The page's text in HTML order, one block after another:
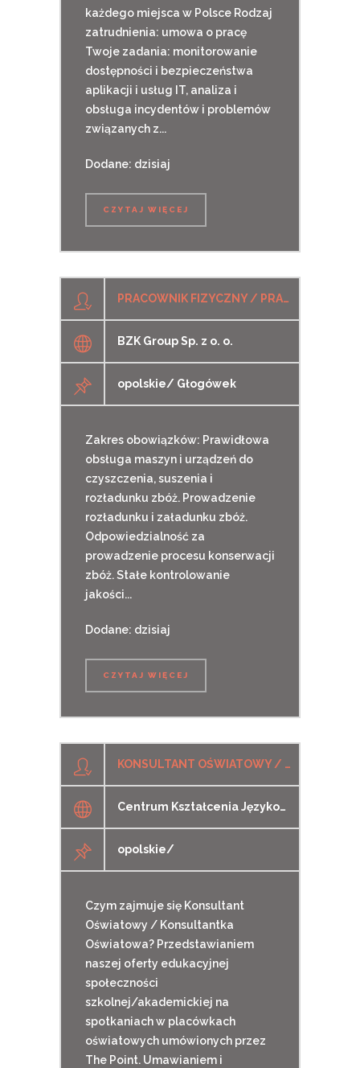
każdego miejsca w Polsce​ Rodzaj
zatrudnienia: umowa o pracę
Twoje zadania: monitorowanie
dostępności i bezpieczeństwa
aplikacji i usług IT, analiza i
obsługa incydentów i problemów
związanych z...
Dodane: dzisiaj
CZYTAJ WIĘCEJ
PRACOWNIK FIZYCZNY / PRACOWNICA FIZYCZNA (K/M/N)
BZK Group Sp. z o. o.
opolskie/ Głogówek
Zakres obowiązków: Prawidłowa
obsługa maszyn i urządzeń do
czyszczenia, suszenia i
rozładunku zbóż. Prowadzenie
rozładunku i załadunku zbóż.
Odpowiedzialność za
prowadzenie procesu konserwacji
zbóż. Stałe kontrolowanie
jakości...
Dodane: dzisiaj
CZYTAJ WIĘCEJ
KONSULTANT OŚWIATOWY / KONSULTANTKA OŚWIATOWA / MENADŻER SPRZEDAŻY / MENADŻERKA SPRZEDAŻY
Centrum Kształcenia Językowego The Point
opolskie/
Czym zajmuje się Konsultant
Oświatowy / Konsultantka
Oświatowa? Przedstawianiem
naszej oferty edukacyjnej
społeczności
szkolnej/akademickiej na
spotkaniach w placówkach
oświatowych umówionych przez
The Point. Umawianiem i